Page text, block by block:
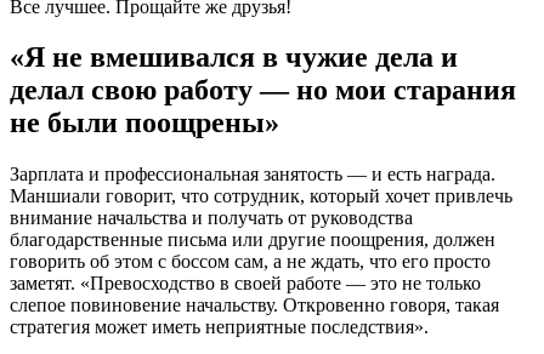
Все лучшее. Прощайте же друзья!
«Я не вмешивался в чужие дела и
делал свою работу — но мои старания
не были поощрены»
Зарплата и профессиональная занятость — и есть награда.
Маншиали говорит, что сотрудник, который хочет привлечь
внимание начальства и получать от руководства
благодарственные письма или другие поощрения, должен
говорить об этом с боссом сам, а не ждать, что его просто
заметят. «Превосходство в своей работе — это не только
слепое повиновение начальству. Откровенно говоря, такая
стратегия может иметь неприятные последствия».